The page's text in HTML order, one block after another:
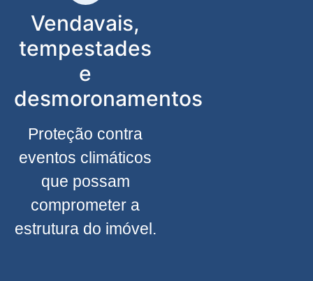
Vendavais,
tempestades
e
desmoronamentos
Proteção contra
eventos climáticos
que possam
comprometer a
estrutura do imóvel.